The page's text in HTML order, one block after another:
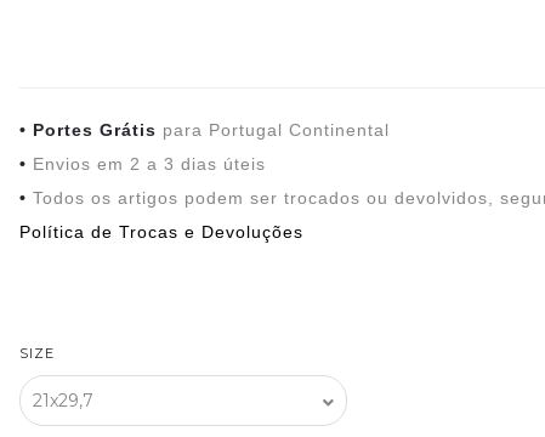
• Portes Grátis para Portugal Continental
• Envios em 2 a 3 dias úteis
• Todos os artigos podem ser trocados ou devolvidos,
Política de Trocas e Devoluções
SIZE